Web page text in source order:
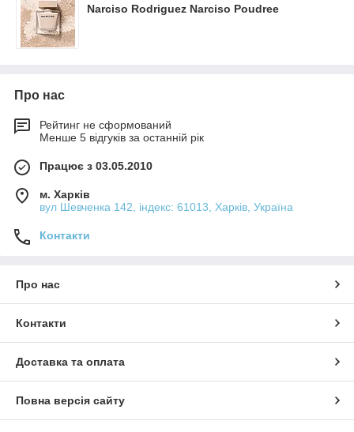
Narciso Rodriguez Narciso Poudree
Про нас
Рейтинг не сформований
Менше 5 відгуків за останній рік
Працює з 03.05.2010
м. Харків
вул Шевченка 142, iндекс: 61013, Харків, Україна
Контакти
Про нас
Контакти
Доставка та оплата
Повна версія сайту